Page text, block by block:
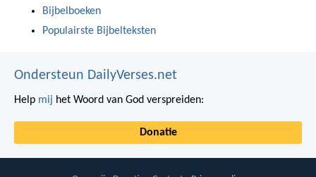
Bijbelboeken
Populairste Bijbelteksten
Ondersteun DailyVerses.net
Help mij het Woord van God verspreiden:
Donatie